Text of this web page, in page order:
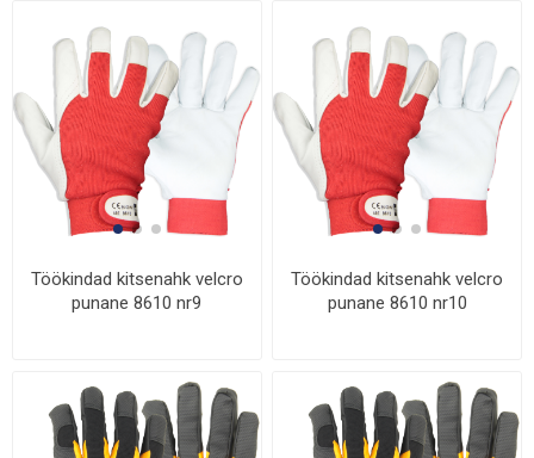
Töökindad kitsenahk velcro
punane 8610 nr9
Töökindad kitsenahk velcro
punane 8610 nr10